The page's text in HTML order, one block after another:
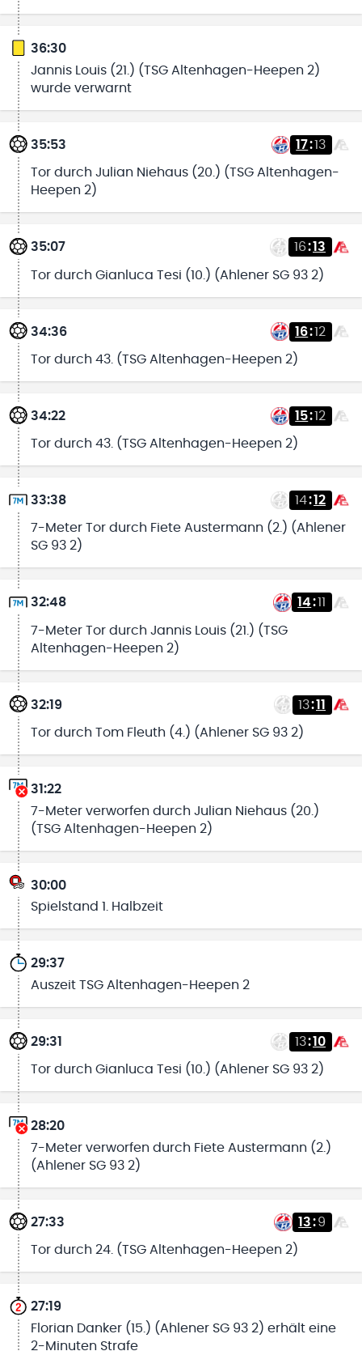
36:30
Jannis Louis (21.) (TSG Altenhagen-Heepen 2)
wurde verwarnt
35:53 17:13
Tor durch Julian Niehaus (20.) (TSG Altenhagen-
Heepen 2)
35:07 16:13
Tor durch Gianluca Tesi (10.) (Ahlener SG 93 2)
34:36 16:12
Tor durch 43. (TSG Altenhagen-Heepen 2)
34:22 15:12
Tor durch 43. (TSG Altenhagen-Heepen 2)
33:38 14:12
7-Meter Tor durch Fiete Austermann (2.) (Ahlener
SG 93 2)
32:48 14:11
7-Meter Tor durch Jannis Louis (21.) (TSG
Altenhagen-Heepen 2)
32:19 13:11
Tor durch Tom Fleuth (4.) (Ahlener SG 93 2)
31:22
7-Meter verworfen durch Julian Niehaus (20.)
(TSG Altenhagen-Heepen 2)
30:00
Spielstand 1. Halbzeit
29:37
Auszeit TSG Altenhagen-Heepen 2
29:31 13:10
Tor durch Gianluca Tesi (10.) (Ahlener SG 93 2)
28:20
7-Meter verworfen durch Fiete Austermann (2.)
(Ahlener SG 93 2)
27:33 13:9
Tor durch 24. (TSG Altenhagen-Heepen 2)
27:19
Florian Danker (15.) (Ahlener SG 93 2) erhält eine
2-Minuten Strafe